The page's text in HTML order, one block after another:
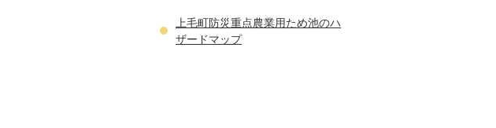
上毛町防災重点農業用ため池のハ
ザードマップ